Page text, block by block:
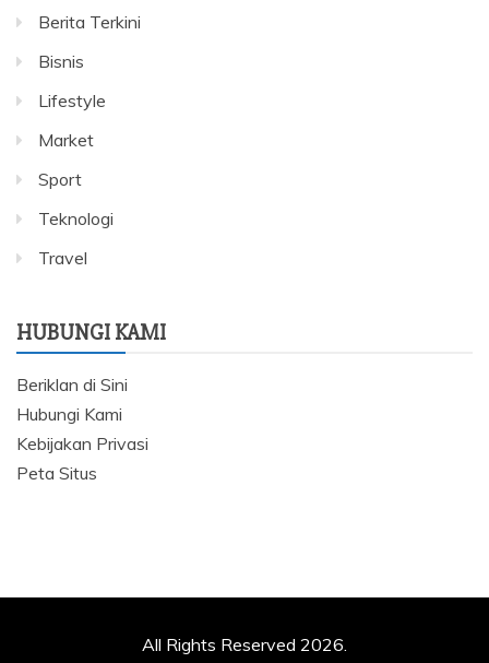
Berita Terkini
Bisnis
Lifestyle
Market
Sport
Teknologi
Travel
HUBUNGI KAMI
Beriklan di Sini
Hubungi Kami
Kebijakan Privasi
Peta Situs
All Rights Reserved 2026.